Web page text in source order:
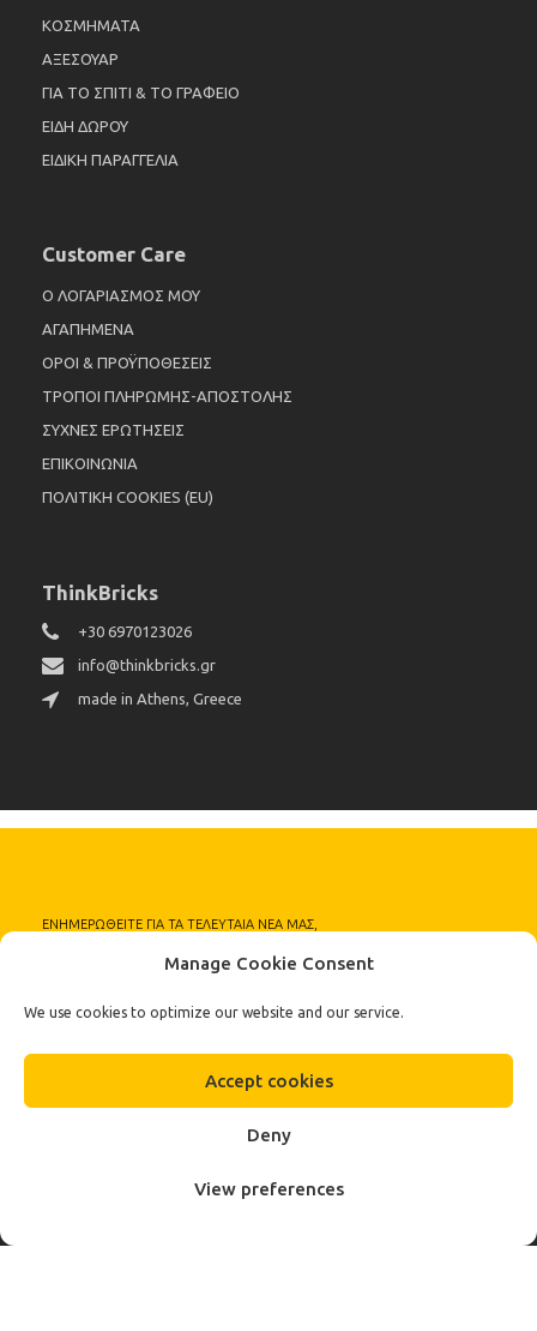
Manage Cookie Consent
We use cookies to optimize our website and our service.
Accept cookies
Deny
View preferences
ΚΟΣΜΗΜΑΤΑ
ΑΞΕΣΟΥΑΡ
ΓΙΑ ΤΟ ΣΠΙΤΙ & ΤΟ ΓΡΑΦΕΙΟ
ΕΙΔΗ ΔΩΡΟΥ
ΕΙΔΙΚΗ ΠΑΡΑΓΓΕΛΙΑ
Customer Care
Ο ΛΟΓΑΡΙΑΣΜΟΣ ΜΟΥ
ΑΓΑΠΗΜΕΝΑ
ΟΡΟΙ & ΠΡΟΫΠΟΘΕΣΕΙΣ
ΤΡΟΠΟΙ ΠΛΗΡΩΜΗΣ-ΑΠΟΣΤΟΛΗΣ
ΣΥΧΝΕΣ ΕΡΩΤΗΣΕΙΣ
ΕΠΙΚΟΙΝΩΝΙΑ
ΠΟΛΙΤΙΚΗ COOKIES (EU)
ThinkBricks
+30 6970123026
info@thinkbricks.gr
made in Athens, Greece
στο Newsletter μας
ΕΝΗΜΕΡΩΘΕΙΤΕ ΓΙΑ ΤΑ ΤΕΛΕΥΤΑΙΑ ΝΕΑ ΜΑΣ,